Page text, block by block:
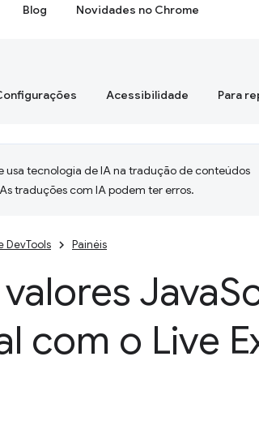
Blog Novidades no Chrome
Acessibilidade Para
usa tecnologia de IA na tradução de conteúdos
traduções com IA podem ter erros.
DevTools Painéis
Java
com o Live